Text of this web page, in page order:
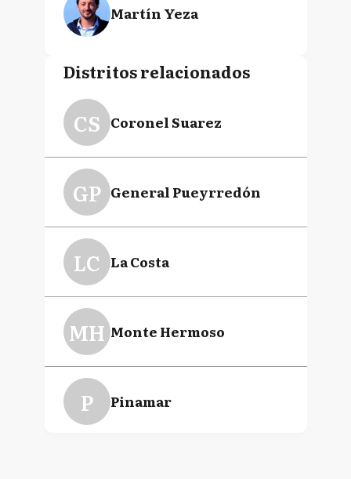
Martín Yeza
Distritos relacionados
CS Coronel Suarez
GP General Pueyrredón
LC La Costa
MH Monte Hermoso
P Pinamar